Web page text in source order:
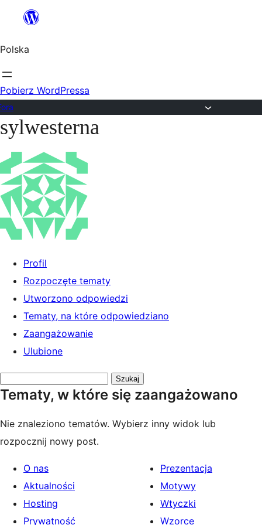
Przejdź
treści
Polska
Pobierz WordPressa
Przejdź
do
treści
sylwesterna
Profil
Rozpoczęte tematy
Utworzono odpowiedzi
Tematy, na które odpowiedziano
Zaangażowanie
Ulubione
tematy:
Tematy, w które się zaangażowano
Nie znaleziono tematów. Wybierz inny widok lub
rozpocznij nowy post.
O nas
Aktualności
Hosting
Prywatność
Prezentacja
Motywy
Wtyczki
Wzorce